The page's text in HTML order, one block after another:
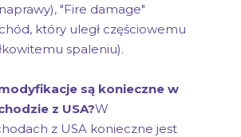
"Fire damage"
który uległ częściowemu
spaleniu).
są konieczne w
z USA?W
z USA konieczne jest